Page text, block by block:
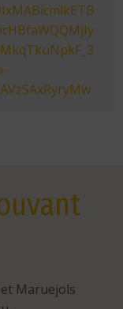
Maruejols